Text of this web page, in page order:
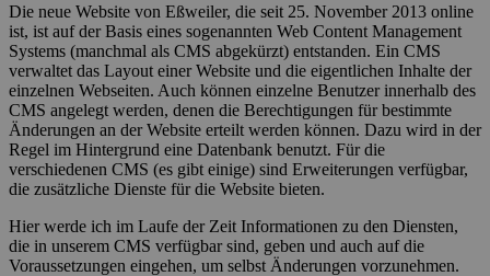
Die neue Website von Eßweiler, die seit 25. November 2013 online
ist, ist auf der Basis eines sogenannten Web Content Management
Systems (manchmal als CMS abgekürzt) entstanden. Ein CMS
verwaltet das Layout einer Website und die eigentlichen Inhalte der
einzelnen Webseiten. Auch können einzelne Benutzer innerhalb des
CMS angelegt werden, denen die Berechtigungen für bestimmte
Änderungen an der Website erteilt werden können. Dazu wird in der
Regel im Hintergrund eine Datenbank benutzt. Für die
verschiedenen CMS (es gibt einige) sind Erweiterungen verfügbar,
die zusätzliche Dienste für die Website bieten.
Hier werde ich im Laufe der Zeit Informationen zu den Diensten,
die in unserem CMS verfügbar sind, geben und auch auf die
Voraussetzungen eingehen, um selbst Änderungen vorzunehmen.